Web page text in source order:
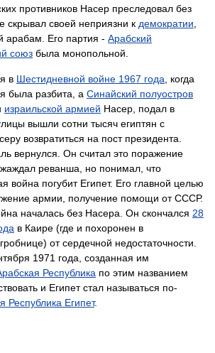
противников Насер преследовал без
скрывал своей неприязни к демократии
арабам. Его партия - Арабский
союз была монопольной.
в Шестидневной войне 1967 года , когда
была разбита, а Синайский полуостров
израильской армией Насер, подал в
вышли сотни тысяч египтян с
возвратиться на пост президента.
вернулся. Он считал это поражение
реванша, но понимал, что
война погубит Египет. Его главной целью
армии, получение помощи от СССР.
началась без Насера. Он скончался 28
в Каире (где и похоронен в
от сердечной недостаточности.
1971 года, созданная им
Республика по этим названием
и Египет стал называться по-
Республика Египет.